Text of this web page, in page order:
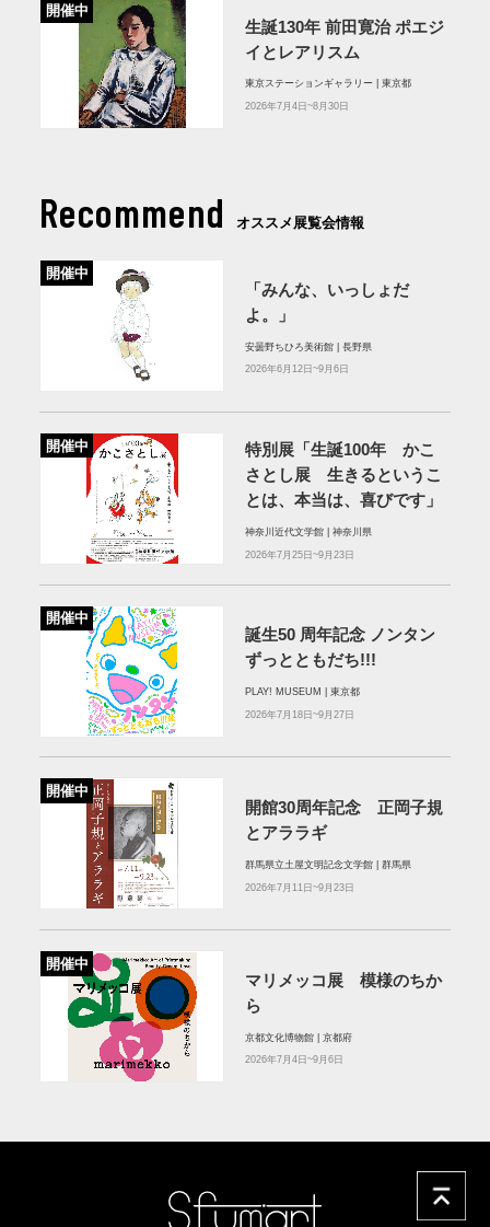
開催中
生誕130年 前田寛治 ポエジ
イとレアリスム
東京ステーションギャラリー | 東京都
2026年7月4日~8月30日
Recommend オススメ展覧会情報
開催中
「みんな、いっしょだ
よ。」
安曇野ちひろ美術館 | 長野県
2026年6月12日~9月6日
開催中
特別展「生誕100年 かこ
さとし展 生きるというこ
とは、本当は、喜びです」
神奈川近代文学館 | 神奈川県
2026年7月25日~9月23日
開催中
誕⽣50 周年記念 ノンタン
ずっとともだち!!!
PLAY! MUSEUM | 東京都
2026年7月18日~9月27日
開催中
開館30周年記念 正岡子規
とアララギ
群馬県立土屋文明記念文学館 | 群馬県
2026年7月11日~9月23日
開催中
マリメッコ展 模様のちか
ら
京都文化博物館 | 京都府
2026年7月4日~9月6日